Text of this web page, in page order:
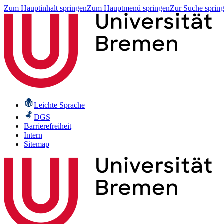
Zum Hauptinhalt springenZum Hauptmenü springenZur Suche
Leichte Sprache
DGS
Barrierefreiheit
Intern
Sitemap